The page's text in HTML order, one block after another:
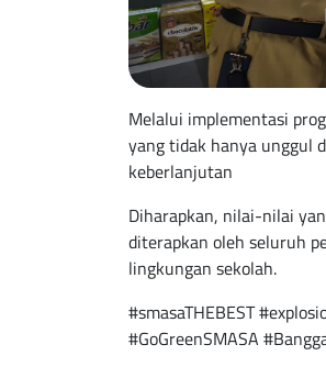
Melalui implementasi
yang tidak hanya unggul
keberlanjutan
Diharapkan, nilai-nilai
diterapkan oleh seluruh
lingkungan sekolah.
#smasaTHEBEST
#GoGreenSMASA